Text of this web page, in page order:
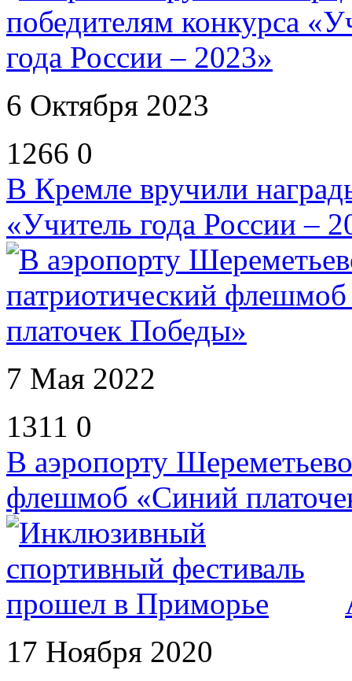
6 Октября 2023
1266 0
В Кремле вручили
«Учитель года России –
7 Мая 2022
1311 0
В аэропорту
флешмоб «Синий
17 Ноября 2020